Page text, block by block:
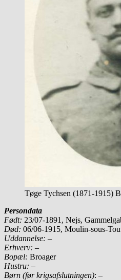
Tøge Tychsen (1871-1915)
Persondata
Født: 23/07-1891, Nejs,
Død: 06/06-1915, Moulin-sous-
Uddannelse: –
Erhverv: –
Bopæl: Broager
Hustru: –
Børn (før krigsafslutningen): –